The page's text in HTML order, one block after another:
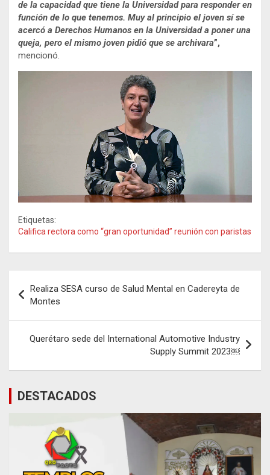
de la capacidad que tiene la Universidad para responder en
función de lo que tenemos. Muy al principio el joven sí se
acercó a Derechos Humanos en la Universidad a poner una
queja, pero el mismo joven pidió que se archivara”,
mencionó.
Etiquetas:
Califica rectora como “gran oportunidad” reunión con paristas
de
entradas
Realiza SESA curso de Salud Mental en Cadereyta de
Montes
Querétaro sede del International Automotive Industry
Supply Summit 2023￼
DESTACADOS